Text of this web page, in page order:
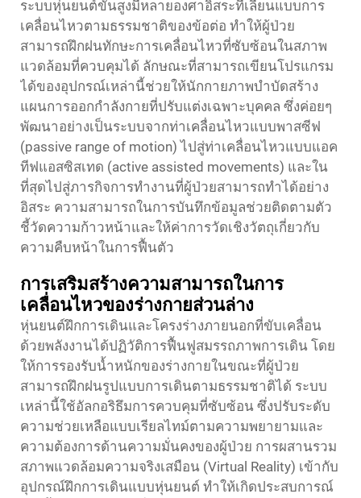
ระบบหุ่นยนต์ขั้นสูงมีหลายองศาอิสระที่เลียนแบบการ
เคลื่อนไหวตามธรรมชาติของข้อต่อ ทำให้ผู้ป่วย
สามารถฝึกฝนทักษะการเคลื่อนไหวที่ซับซ้อนในสภาพ
แวดล้อมที่ควบคุมได้ ลักษณะที่สามารถเขียนโปรแกรม
ได้ของอุปกรณ์เหล่านี้ช่วยให้นักกายภาพบำบัดสร้าง
แผนการออกกำลังกายที่ปรับแต่งเฉพาะบุคคล ซึ่งค่อยๆ
พัฒนาอย่างเป็นระบบจากท่าเคลื่อนไหวแบบพาสซีฟ
(passive range of motion) ไปสู่ท่าเคลื่อนไหวแบบแอค
ทีฟแอสซิสเทด (active assisted movements) และใน
ที่สุดไปสู่ภารกิจการทำงานที่ผู้ป่วยสามารถทำได้อย่าง
อิสระ ความสามารถในการบันทึกข้อมูลช่วยติดตามตัว
ชี้วัดความก้าวหน้าและให้ค่าการวัดเชิงวัตถุเกี่ยวกับ
ความคืบหน้าในการฟื้นตัว
การเสริมสร้างความสามารถในการ
เคลื่อนไหวของร่างกายส่วนล่าง
หุ่นยนต์ฝึกการเดินและโครงร่างภายนอกที่ขับเคลื่อน
ด้วยพลังงานได้ปฏิวัติการฟื้นฟูสมรรถภาพการเดิน โดย
ให้การรองรับน้ำหนักของร่างกายในขณะที่ผู้ป่วย
สามารถฝึกฝนรูปแบบการเดินตามธรรมชาติได้ ระบบ
เหล่านี้ใช้อัลกอริธึมการควบคุมที่ซับซ้อน ซึ่งปรับระดับ
ความช่วยเหลือแบบเรียลไทม์ตามความพยายามและ
ความต้องการด้านความมั่นคงของผู้ป่วย การผสานรวม
สภาพแวดล้อมความจริงเสมือน (Virtual Reality) เข้ากับ
อุปกรณ์ฝึกการเดินแบบหุ่นยนต์ ทำให้เกิดประสบการณ์